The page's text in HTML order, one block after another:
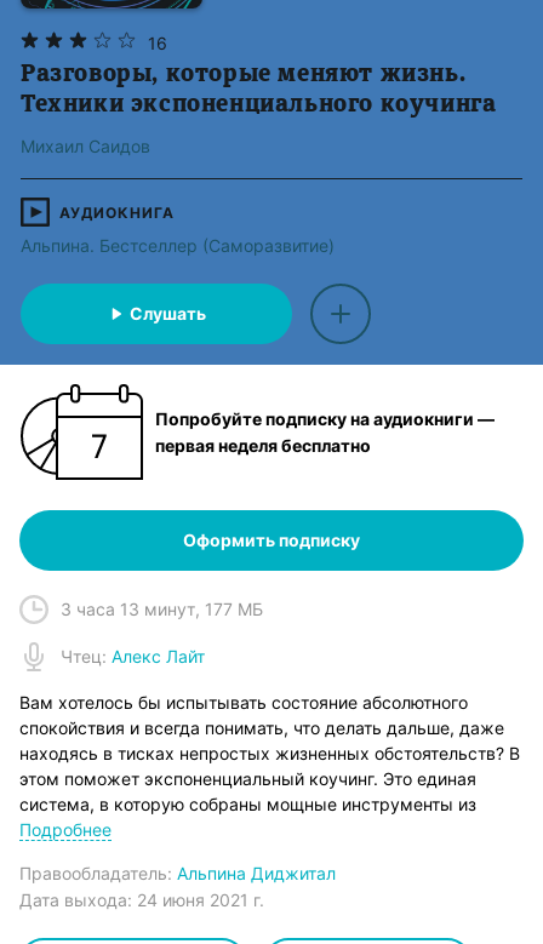
16
Разговоры, которые меняют жизнь.
Техники экспоненциального коучинга
Михаил Саидов
АУДИОКНИГА
Альпина. Бестселлер (Саморазвитие)
Слушать
Попробуйте подписку на аудиокниги —
первая неделя бесплатно
Оформить подписку
3 часа 13 минут, 177 МБ
Чтец: Алекс Лайт
Вам хотелось бы испытывать состояние абсолютного
спокойствия и всегда понимать, что делать дальше, даже
находясь в тисках непростых жизненных обстоятельств? В
этом поможет экспоненциальный коучинг. Это единая
система, в которую собраны мощные инструменты из
самых разных областей: от психологии до физики, от
экспоненциального коучинга Михаил Саидов дает
возможность читателю «подслушать» его десять
Подробнее
Правообладатель: Альпина Диджитал
Дата выхода: 24 июня 2021 г.